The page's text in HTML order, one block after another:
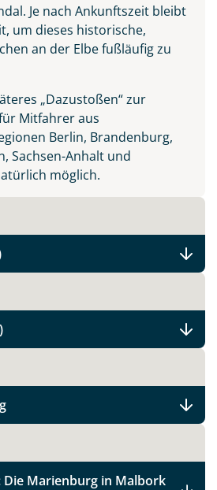
Je nach Ankunftszeit bleibt
um dieses historische,
an der Elbe fußläufig zu
„Dazustoßen“ zur
Mitfahrer aus
Berlin, Brandenburg,
Sachsen-Anhalt und
möglich.
Marienburg in Malbork